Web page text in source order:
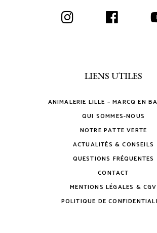
LIENS UTILES
ANIMALERIE LILLE – MARCQ EN
QUI SOMMES-NOUS
NOTRE PATTE VERTE
ACTUALITÉS & CONSEILS
QUESTIONS FRÉQUENTES
CONTACT
MENTIONS LÉGALES & CGV
POLITIQUE DE